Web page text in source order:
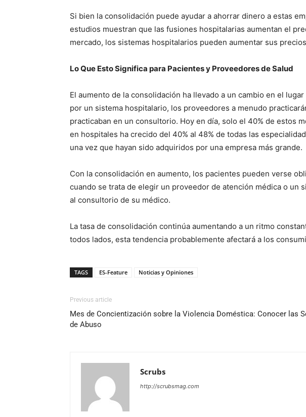
Si bien la consolidación puede ayudar a ahorrar dinero a estas
estudios muestran que las fusiones hospitalarias aumentan el
mercado, los sistemas hospitalarios pueden aumentar sus
Lo Que Esto Significa para Pacientes y Proveedores de Salud
El aumento de la consolidación ha llevado a un cambio en el
por un sistema hospitalario, los proveedores a menudo
practicaban en un consultorio. Hoy en día, solo el 40% de estos
en hospitales ha crecido del 40% al 48% de todas las
una vez que hayan sido adquiridos por una empresa más grande.
Con la consolidación en aumento, los pacientes pueden verse
cuando se trata de elegir un proveedor de atención médica o
al consultorio de su médico.
La tasa de consolidación continúa aumentando a un ritmo
todos lados, esta tendencia probablemente afectará a los
TAGS ES-Feature Noticias y Opiniones
Previous article
Mes de Concientización sobre la Violencia Doméstica: Conocer las
de Abuso
Scrubs
http://scrubsmag.com